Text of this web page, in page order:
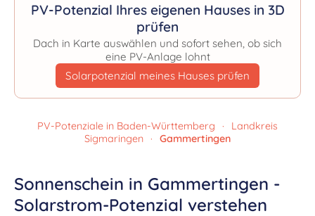
PV-Potenzial Ihres eigenen Hauses in 3D
prüfen
Dach in Karte auswählen und sofort sehen, ob sich
eine PV-Anlage lohnt
Solarpotenzial meines Hauses prüfen
PV-Potenziale in Baden-Württemberg ·
Landkreis
Sigmaringen · Gammertingen
Sonnenschein in Gammertingen -
Solarstrom-Potenzial verstehen